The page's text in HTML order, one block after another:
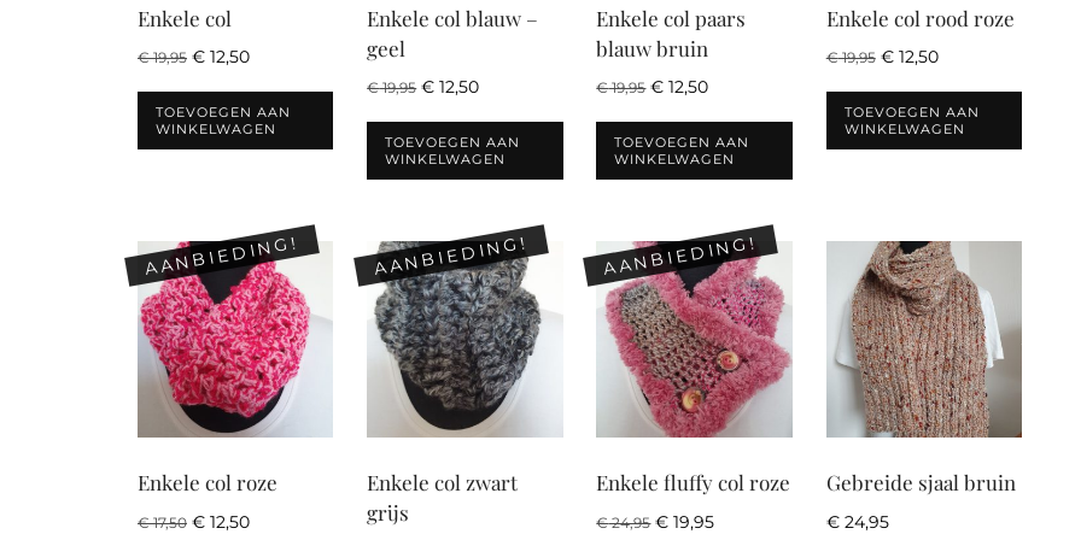
Enkele col
€19,95 Oorspronkelijke
was:
€ 19,95.
€ 12,50Huidige
is:
€ 12,50.
TOEVOEGEN AAN
WINKELWAGEN
Enkele col blauw –
geel
€19,95 Oorspronkelijke
was:
€ 19,95.
€ 12,50Huidige
is:
€ 12,50.
TOEVOEGEN AAN
WINKELWAGEN
Enkele col paars
blauw bruin
€19,95 Oorspronkelijke
was:
€ 19,95.
€ 12,50Huidige
is:
€ 12,50.
TOEVOEGEN AAN
WINKELWAGEN
Enkele col rood roze
€19,95 Oorspronkelijke
was:
€ 19,95.
€12,50Huidige
is:
€ 12,50.
TOEVOEGEN AAN
WINKELWAGEN
AANBIEDING!
Enkele col roze
€17,50 Oorspronkelijke
€ 12,50Huidige
AANBIEDING!
Enkele col zwart
grijs
AANBIEDING!
Enkele fluffy col roze
€24,95 Oorspronkelijke
€ 19,95Huidige
Gebreide sjaal bruin
€24,95